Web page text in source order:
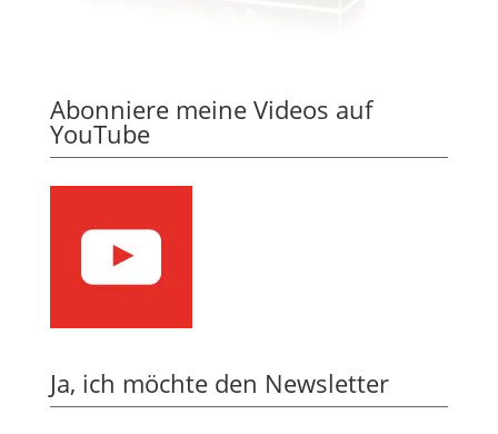
Abonniere meine Videos auf
YouTube
Ja, ich möchte den Newsletter